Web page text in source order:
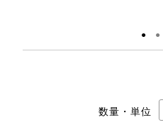
● ●
数量・単位